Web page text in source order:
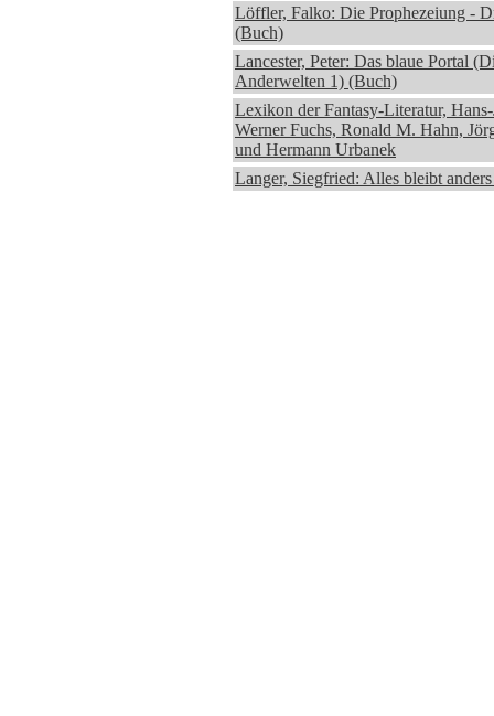
Löffler, Falko: Die Prophezeiung -
(Buch)
Lancester, Peter: Das blaue Portal
Anderwelten 1) (Buch)
Lexikon der Fantasy-Literatur,
Werner Fuchs, Ronald M. Hahn,
und Hermann Urbanek
Langer, Siegfried: Alles bleibt